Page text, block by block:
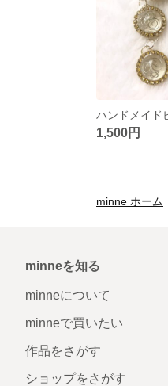
ハンドメイド
1,500円
minne ホーム
minneを知る
minneについて
minneで買いたい
作品をさがす
ショップをさがす